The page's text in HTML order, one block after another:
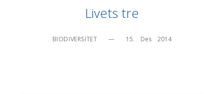
Livets tre
BIODIVERSITET — 15.    Des    2014